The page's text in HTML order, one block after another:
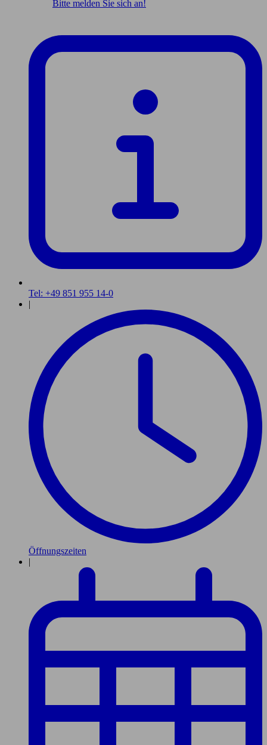
Bitte melden Sie sich an!
Tel: +49 851 955 14-0
|
Öffnungszeiten
|